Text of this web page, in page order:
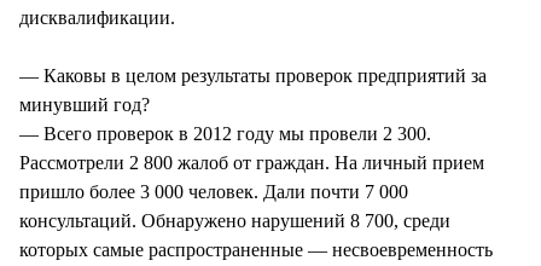
дисквалификации.
— Каковы в целом результаты проверок предприятий за
минувший год?
— Всего проверок в 2012 году мы провели 2 300.
Рассмотрели 2 800 жалоб от граждан. На личный прием
пришло более 3 000 человек. Дали почти 7 000
консультаций. Обнаружено нарушений 8 700, среди
которых самые распространенные — несвоевременность